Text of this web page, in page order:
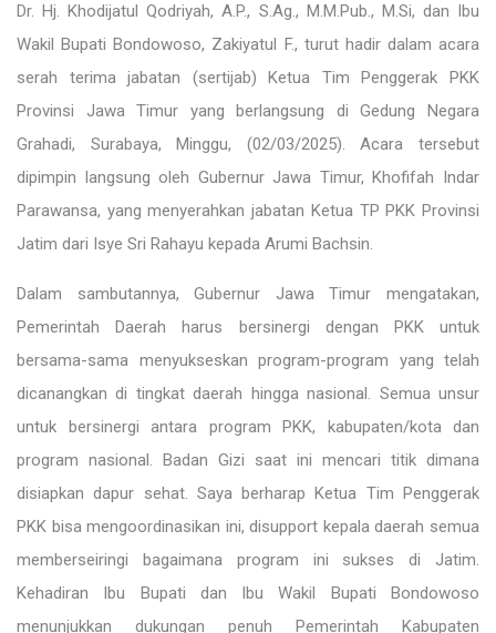
Dr. Hj. Khodijatul Qodriyah, A.P., S.Ag., M.M.Pub., M.Si, dan Ibu
Wakil Bupati Bondowoso, Zakiyatul F., turut hadir dalam acara
serah terima jabatan (sertijab) Ketua Tim Penggerak PKK
Provinsi Jawa Timur yang berlangsung di Gedung Negara
Grahadi, Surabaya, Minggu, (02/03/2025). Acara tersebut
dipimpin langsung oleh Gubernur Jawa Timur, Khofifah Indar
Parawansa, yang menyerahkan jabatan Ketua TP PKK Provinsi
Jatim dari Isye Sri Rahayu kepada Arumi Bachsin.
Dalam sambutannya, Gubernur Jawa Timur mengatakan,
Pemerintah Daerah harus bersinergi dengan PKK untuk
bersama-sama menyukseskan program-program yang telah
dicanangkan di tingkat daerah hingga nasional. Semua unsur
untuk bersinergi antara program PKK, kabupaten/kota dan
program nasional. Badan Gizi saat ini mencari titik dimana
disiapkan dapur sehat. Saya berharap Ketua Tim Penggerak
PKK bisa mengoordinasikan ini, disupport kepala daerah semua
memberseiringi bagaimana program ini sukses di Jatim.
Kehadiran Ibu Bupati dan Ibu Wakil Bupati Bondowoso
menunjukkan dukungan penuh Pemerintah Kabupaten